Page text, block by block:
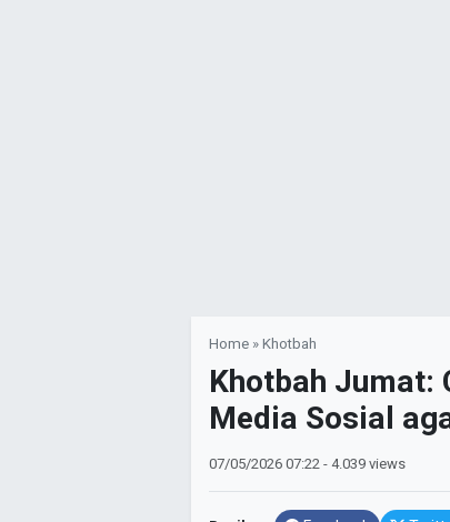
Home »Khotbah
Khotbah Jumat:
Media Sosial
07/05/202607:22- 4.039 views